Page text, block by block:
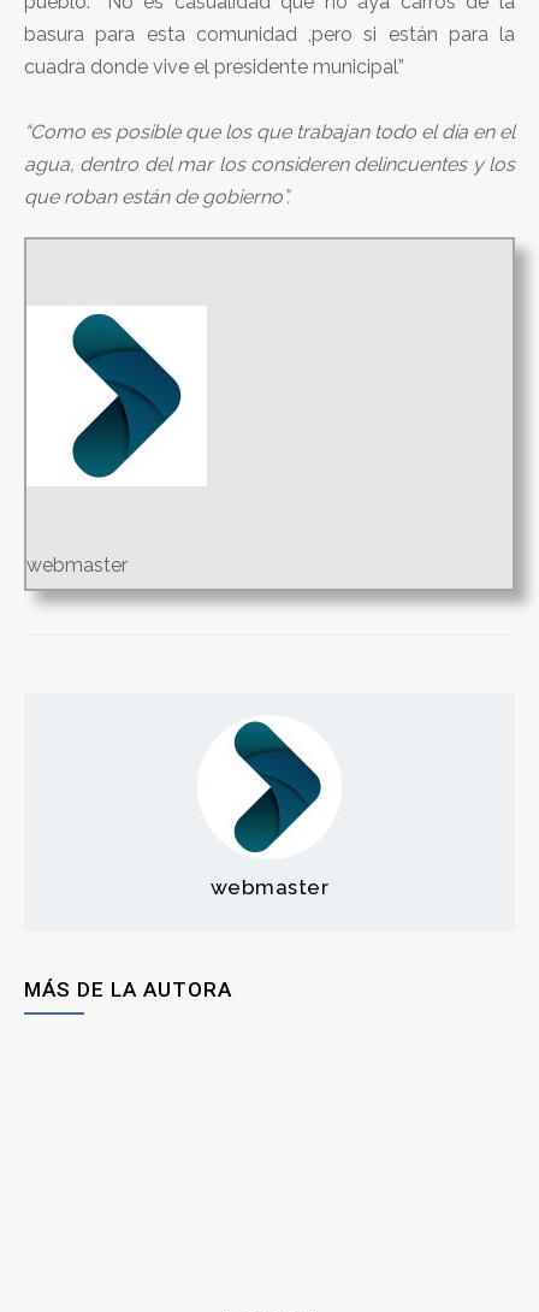
basura para esta comunidad ,pero si están para la
cuadra donde vive el presidente municipal”
“Como es posible que los que trabajan todo el día en el
agua, dentro del mar los consideren delincuentes y los
que roban están de gobierno”.
webmaster
webmaster
MÁS DE LA AUTORA